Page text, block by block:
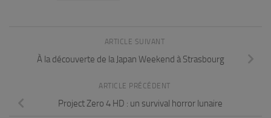
ARTICLE SUIVANT
À la découverte de la Japan Weekend à Strasbourg
ARTICLE PRÉCÉDENT
Project Zero 4 HD : un survival horror lunaire